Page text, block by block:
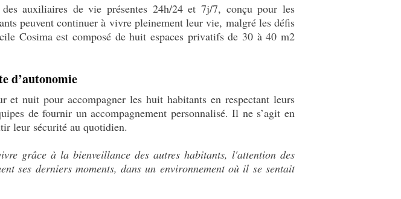
auxiliaires de vie présentes 24h/24 et 7j/7, conçu pour les
peuvent continuer à vivre pleinement leur vie, malgré les défis
Cosima est composé de huit espaces privatifs de 30 à 40 m2
d’autonomie
nuit pour accompagner les huit habitants en respectant leurs
de fournir un accompagnement personnalisé. Il ne s’agit en
leur sécurité au quotidien.
grâce à la bienveillance des autres habitants, l'attention des
ses derniers moments, dans un environnement où il se sentait